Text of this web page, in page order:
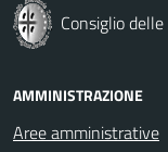
Consiglio
AMMINISTRAZIONE
Aree amministrative